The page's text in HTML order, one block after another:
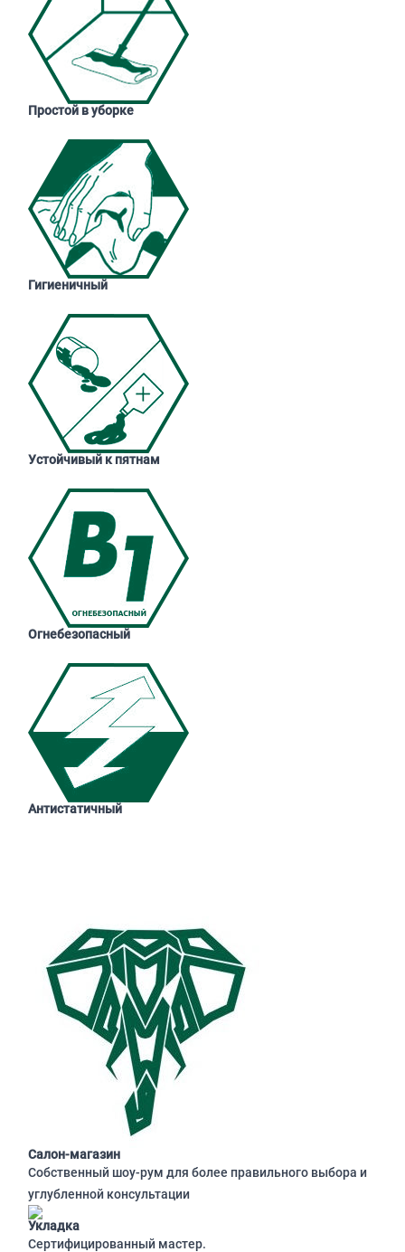
Простой в уборке
Гигиеничный
Устойчивый к пятнам
Огнебезопасный
Антистатичный
Салон-магазин
Собственный шоу-рум для более правильного выбора и
углубленной консультации
Укладка
Сертифицированный мастер.